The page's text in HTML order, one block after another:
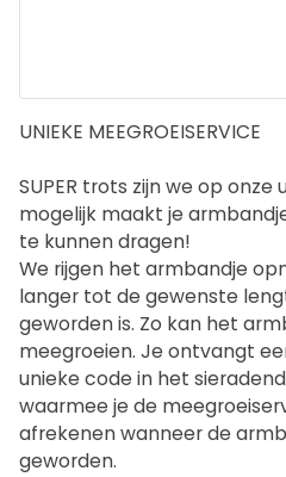
VOLGENS INSTRUCTIES
IK HEB EEN ANDERE
VOLGENS INSTRUCTIES
UNIEKE MEEGROEISERVICE
SUPER trots zijn we op
mogelijk maakt je
te kunnen dragen!
We rijgen het armbandje
langer tot de gewenste
geworden is. Zo kan het
meegroeien. Je ontvangt
unieke code in het
waarmee je de
afrekenen wanneer de
geworden.